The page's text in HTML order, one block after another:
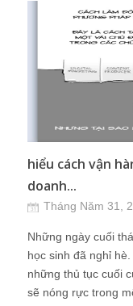
hiểu cách vận
doanh...
Tháng Năm 31,
Những ngày cuối
học sinh đã nghỉ
những thủ tục cuối
sẽ nóng rực trong